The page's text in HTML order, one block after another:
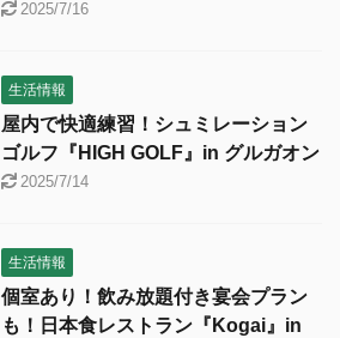
2025/7/16
生活情報
屋内で快適練習！シュミレーション
ゴルフ『HIGH GOLF』in グルガオン
2025/7/14
生活情報
個室あり！飲み放題付き宴会プラン
も！日本食レストラン『Kogai』in